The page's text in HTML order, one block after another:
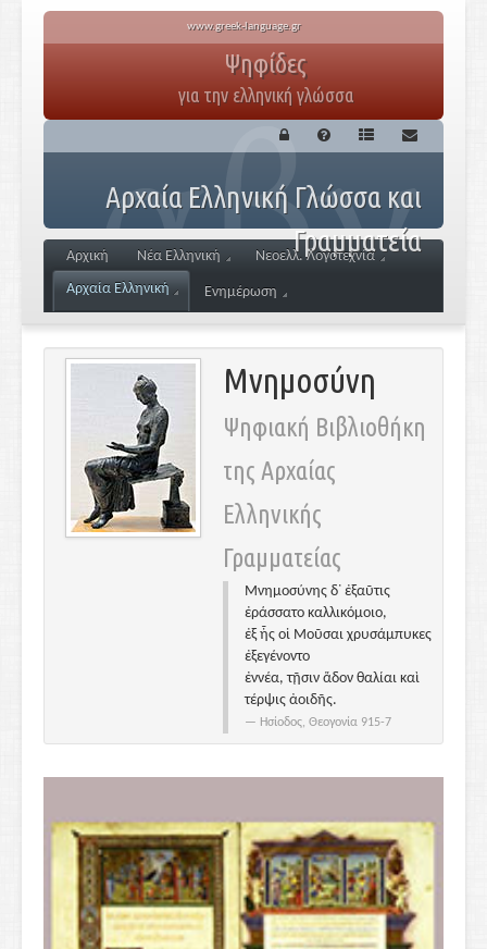
www.greek-language.gr
Ψηφίδες
για την ελληνική γλώσσα
Αρχαία Ελληνική Γλώσσα και
Γραμματεία
Αρχική Νέα Ελληνική
Νεοελλ. Λογοτεχνία
Αρχαία Ελληνική
Ενημέρωση
Μνημοσύνη
Ψηφιακή Βιβλιοθήκη
της Αρχαίας
Ελληνικής
Γραμματείας
Μνημοσύνης δ᾽ ἐξαῦτις
ἐράσσατο καλλικόμοιο,
ἐξ ἧς οἱ Μοῦσαι χρυσάμπυκες
ἐξεγένοντο
ἐννέα, τῇσιν ἅδον θαλίαι καὶ
τέρψις ἀοιδῆς.
Ησίοδος, Θεογονία 915-7